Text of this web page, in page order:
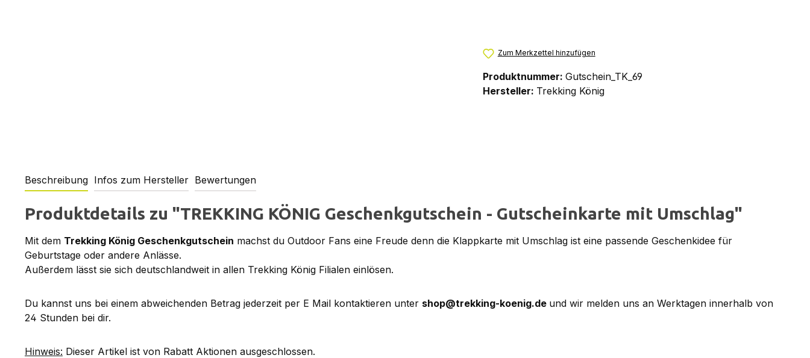
Zum Merkzettel hinzufügen
Produktnummer: Gutschein_TK_69
Hersteller: Trekking König
Beschreibung Infos zum Hersteller Bewertungen
Produktdetails zu "TREKKING KÖNIG Geschenkgutschein - Gutscheinkarte mit Umschlag"
Mit dem Trekking König Geschenkgutschein machst du Outdoor Fans eine Freude denn die Klappkarte mit Umschlag ist eine passende Geschenkidee für
Geburtstage oder andere Anlässe.
Außerdem lässt sie sich deutschlandweit in allen Trekking König Filialen einlösen.
Du kannst uns bei einem abweichenden Betrag jederzeit per E Mail kontaktieren unter shop@trekking-koenig.de und wir melden uns an Werktagen innerhalb von
24 Stunden bei dir.
Hinweis: Dieser Artikel ist von Rabatt Aktionen ausgeschlossen.